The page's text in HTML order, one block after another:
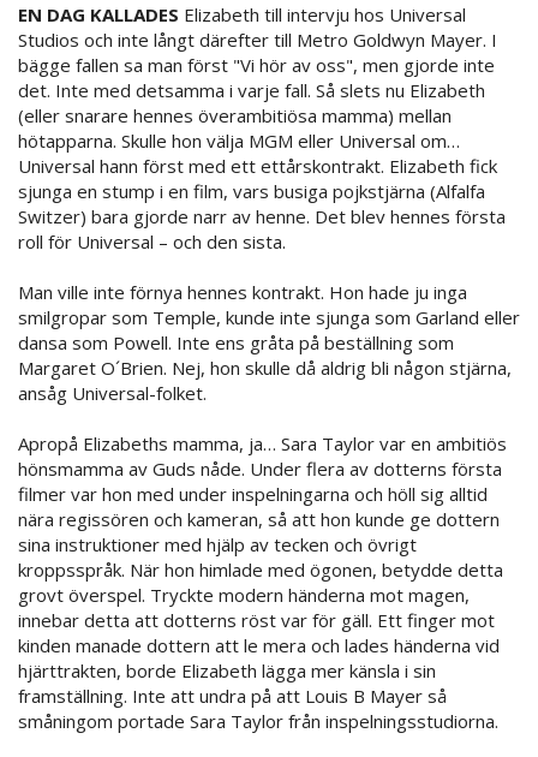
EN DAG KALLADES Elizabeth till intervju hos Universal
Studios och inte långt därefter till Metro Goldwyn Mayer. I
bägge fallen sa man först "Vi hör av oss", men gjorde inte
det. Inte med detsamma i varje fall. Så slets nu Elizabeth
(eller snarare hennes överambitiösa mamma) mellan
hötapparna. Skulle hon välja MGM eller Universal om…
Universal hann först med ett ettårskontrakt. Elizabeth fick
sjunga en stump i en film, vars busiga pojkstjärna (Alfalfa
Switzer) bara gjorde narr av henne. Det blev hennes första
roll för Universal – och den sista.
Man ville inte förnya hennes kontrakt. Hon hade ju inga
smilgropar som Temple, kunde inte sjunga som Garland eller
dansa som Powell. Inte ens gråta på beställning som
Margaret O´Brien. Nej, hon skulle då aldrig bli någon stjärna,
ansåg Universal-folket.
Apropå Elizabeths mamma, ja… Sara Taylor var en ambitiös
hönsmamma av Guds nåde. Under flera av dotterns första
filmer var hon med under inspelningarna och höll sig alltid
nära regissören och kameran, så att hon kunde ge dottern
sina instruktioner med hjälp av tecken och övrigt
kroppsspråk. När hon himlade med ögonen, betydde detta
grovt överspel. Tryckte modern händerna mot magen,
innebar detta att dotterns röst var för gäll. Ett finger mot
kinden manade dottern att le mera och lades händerna vid
hjärttrakten, borde Elizabeth lägga mer känsla i sin
framställning. Inte att undra på att Louis B Mayer så
småningom portade Sara Taylor från inspelningsstudiorna.